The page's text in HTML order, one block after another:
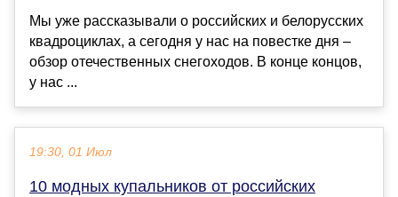
Мы уже рассказывали о российских и белорусских
квадроциклах, а сегодня у нас на повестке дня –
обзор отечественных снегоходов. В конце концов,
у нас ...
19:30, 01 Июл
10 модных купальников от российских